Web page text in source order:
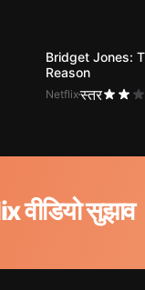
Bridget Jones:
Reason
Netflixस्तर
सुझाव